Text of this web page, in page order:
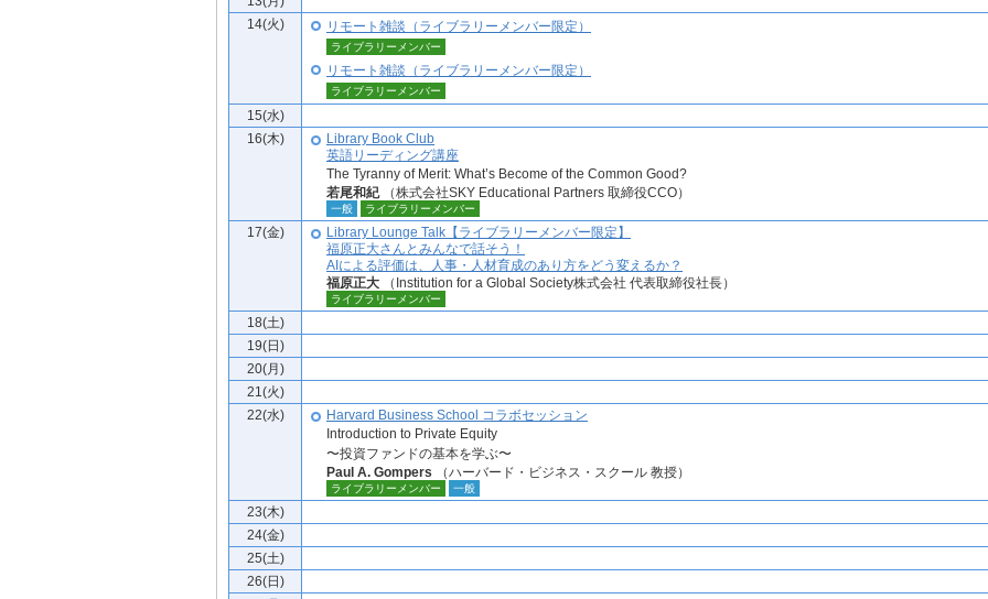
14(火)
リモート雑談（ライブラリーメンバー限定）
ライブラリーメンバー
リモート雑談（ライブラリーメンバー限定）
ライブラリーメンバー
15(水)
16(木)
Library Book Club
英語リーディング講座
The Tyranny of Merit: What’s Become of the Common Good?
若尾和紀（株式会社SKY Educational Partners 取締役CCO）
一般 ライブラリーメンバー
17(金)
Library Lounge Talk【ライブラリーメンバー限定】
福原正大さんとみんなで話そう！
AIによる評価は、人事・人材育成のあり方をどう変えるか？
福原正大 （Institution for a Global Society株式会社 代表取締役社長）
ライブラリーメンバー
18(土)
19(日)
20(月)
21(火)
22(水)
Harvard Business School コラボセッション
Introduction to Private Equity
〜投資ファンドの基本を学ぶ〜
Paul A. Gompers （ハーバード・ビジネス・スクール 教授）
ライブラリーメンバー 一般
23(木)
24(金)
25(土)
26(日)